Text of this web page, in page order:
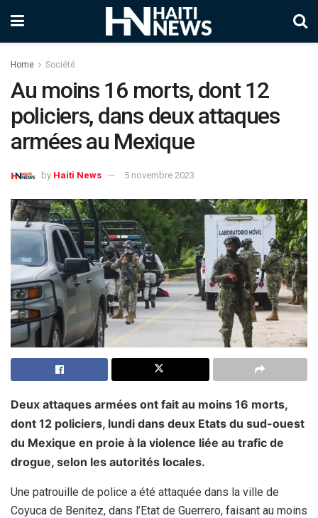
Home Société
Au moins 16 morts, dont 12
policiers, dans deux attaques
armées au Mexique
by Haiti News 5 novembre 2023
Deux attaques armées ont fait au moins 16 morts,
dont 12 policiers, lundi dans deux Etats du sud-ouest
du Mexique en proie à la violence liée au trafic de
drogue, selon les autorités locales.
Une patrouille de police a été attaquée dans la ville de
Coyuca de Benitez, dans l’Etat de Guerrero, faisant au moins